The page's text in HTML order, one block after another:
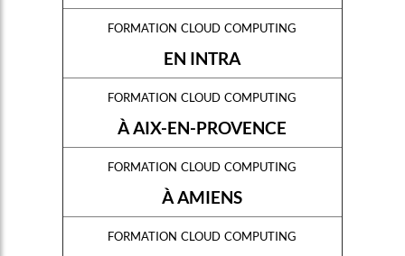
formation cloud computing
EN INTRA
formation cloud computing
À AIX-EN-PROVENCE
formation cloud computing
À AMIENS
formation cloud computing